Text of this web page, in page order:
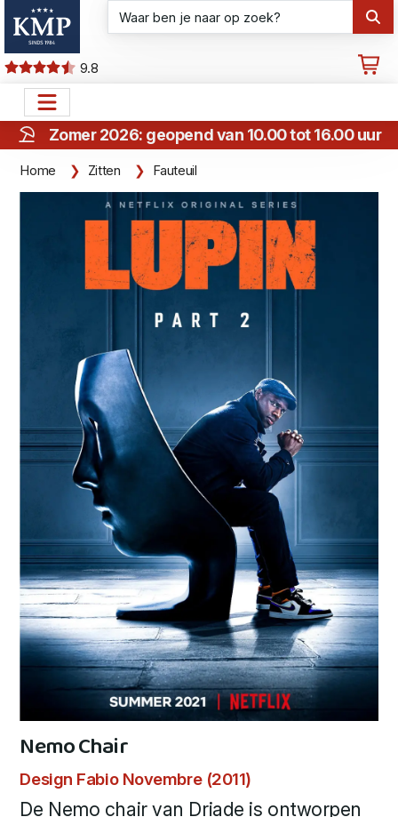
9.8
Zomer 2026: geopend van 10.00 tot 16.00 uur
Home Zitten Fauteuil
Nemo Chair
Design Fabio Novembre (2011)
De Nemo chair van Driade is ontworpen